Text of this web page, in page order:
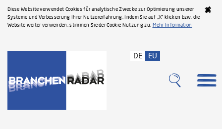
Diese Website verwendet Cookies für analytische Zwecke zur Optimierung unserer
Systeme und Verbesserung Ihrer Nutzererfahrung. Indem Sie auf „X“ klicken bzw. die
Website weiter verwenden, stimmen Sie der Cookie Nutzung zu. Mehr Information
DE EU